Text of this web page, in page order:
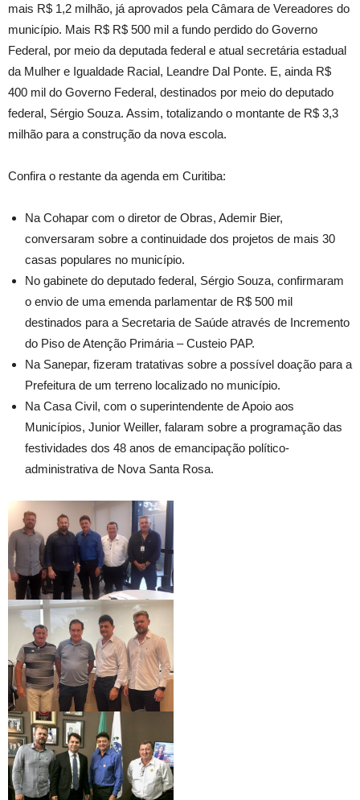
mais R$ 1,2 milhão, já aprovados pela Câmara de Vereadores do
município. Mais R$ R$ 500 mil a fundo perdido do Governo
Federal, por meio da deputada federal e atual secretária estadual
da Mulher e Igualdade Racial, Leandre Dal Ponte. E, ainda R$
400 mil do Governo Federal, destinados por meio do deputado
federal, Sérgio Souza. Assim, totalizando o montante de R$ 3,3
milhão para a construção da nova escola.
Confira o restante da agenda em Curitiba:
Na Cohapar com o diretor de Obras, Ademir Bier,
conversaram sobre a continuidade dos projetos de mais 30
casas populares no município.
No gabinete do deputado federal, Sérgio Souza, confirmaram
o envio de uma emenda parlamentar de R$ 500 mil
destinados para a Secretaria de Saúde através de Incremento
do Piso de Atenção Primária – Custeio PAP.
Na Sanepar, fizeram tratativas sobre a possível doação para a
Prefeitura de um terreno localizado no município.
Na Casa Civil, com o superintendente de Apoio aos
Municípios, Junior Weiller, falaram sobre a programação das
festividades dos 48 anos de emancipação político-
administrativa de Nova Santa Rosa.